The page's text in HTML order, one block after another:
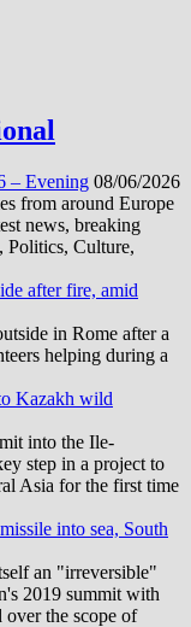
– Evening 08/06/2026
from around Europe
news, breaking
Politics, Culture,
after fire, amid
in Rome after a
helping during a
Kazakh wild
into the Ile-
step in a project to
Asia for the first time
into sea, South
an "irreversible"
2019 summit with
the scope of